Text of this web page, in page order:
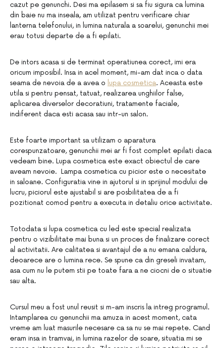
cazut pe genunchi. Desi ma epilasem si sa fiu sigura ca lumina
din baie nu ma inseala, am utilizat pentru verificare chiar
lanterna telefonului, in lumina naturala a soarelui, genunchii mei
erau totusi departe de a fi epilati.
De intors acasa si de terminat operatiunea corect, imi era
oricum imposibil. Insa in acel moment, mi-am dat inca o data
seama de nevoia de a avea o lupa cosmetica. Aceasta este
utila si pentru pensat, tatuat, realizarea unghiilor false,
aplicarea diverselor decoratiuni, tratamente faciale,
indiferent daca esti acasa sau intr-un salon.
Este foarte important sa utilizam o aparatura
corespunzatoare, genunchii mei ar fi fost complet epilati daca
vedeam bine. Lupa cosmetica este exact obiectul de care
aveam nevoie. Lampa cosmetica cu picior este o necesitate
in saloane. Configuratia vine in ajutorul si in sprijinul modului de
lucru, piciorul este ajustabil si are posbilitatea de a fi
pozitionat comod pentru a executa in detaliu orice activitate.
Totodata si lupa cosmetica cu led este special realizata
pentru o vizibilitate mai buna si un proces de finalizare corect
al activitatii. Are calitatea si avantajul de a nu emana caldura,
deoarece are o lumina rece. Se spune ca din greseli invatam,
asa cum nu le putem stii pe toate fara a ne ciocni de o situatie
sau alta.
Cursul meu a fost unul reusit si m-am inscris la intreg programul.
Intamplarea cu genunchii ma amuza in acest moment, cata
vreme am luat masurile necesare ca sa nu se mai repete. Cand
eram insa in tramvai, in lumina razelor de soare, situatia mi se